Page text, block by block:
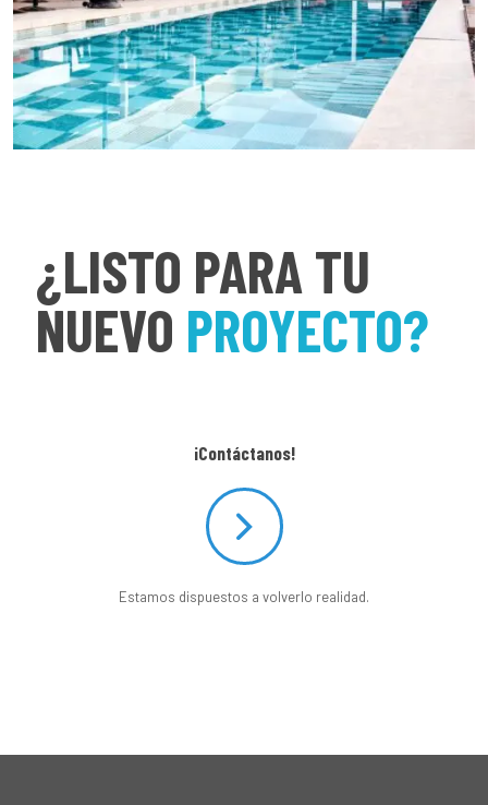
¿LISTO PARA TU
NUEVO PROYECTO?
¡Contáctanos!
Estamos dispuestos a volverlo realidad.